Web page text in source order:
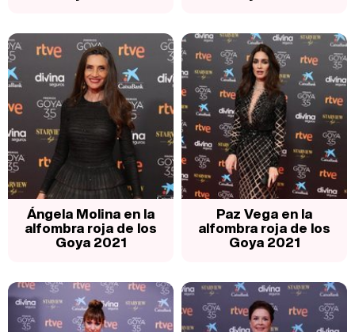
Ángela Molina en la
alfombra roja de los
Goya 2021
Paz Vega en la
alfombra roja de los
Goya 2021